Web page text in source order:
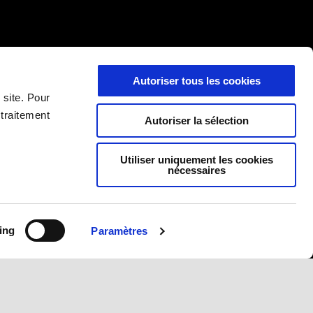
site. Pour
Paramètres
Autoriser tous les cookies
Autoriser la sélection
Utiliser uniquement les cookies
nécessaires
NOUS CONTACTER
Politique de confidentialité
Nous trouver
Campagnes de rappel
CORPORATE
Wide Magazine
Piaggio Group
Accessibility